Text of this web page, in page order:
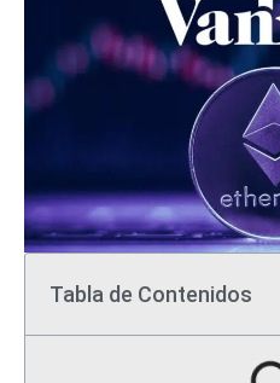
Tabla de Contenidos